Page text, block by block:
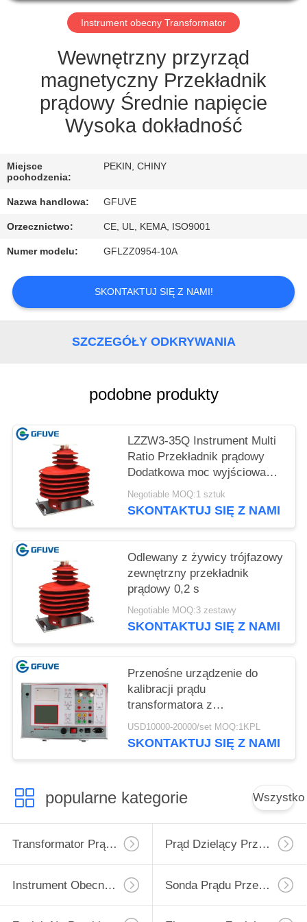
KONTROLA
JAKOŚCI
SKONTAKTUJ
POPROSIĆ
O
WYCENĘ
AKTUALNOŚCI
Instrument obecny Transformator
Wewnętrzny przyrząd
magnetyczny Przekładnik
prądowy Średnie napięcie
Wysoka dokładność
Miejsce
pochodzenia:
PEKIN, CHINY
Nazwa handlowa: GFUVE
Orzecznictwo: CE, UL, KEMA, ISO9001
Numer modelu: GFLZZ0954-10A
SKONTAKTUJ SIĘ Z NAMI!
SZCZEGÓŁY ODKRYWANIA
podobne produkty
LZZW3-35Q Instrument Multi
Ratio Przekładnik prądowy
Dodatkowa moc wyjściowa
Wysoka dokładność
Negotiable MOQ:1 sztuk
SKONTAKTUJ SIĘ Z NAMI
Odlewany z żywicy trójfazowy
zewnętrzny przekładnik
prądowy 0,2 s
Negotiable MOQ:3 zestawy
SKONTAKTUJ SIĘ Z NAMI
Przenośne urządzenie do
kalibracji prądu
transformatora z
przełożeniem 5000/1 do
25000 / 5A
USD10000-20000/set MOQ:1KPL
SKONTAKTUJ SIĘ Z NAMI
popularne kategorie Wszystko
Transformator Prądu Zerowego Prąd Dzielący Przekładnik Prądowy
Instrument Obecny Transformator Sonda Prądu Przemiennego